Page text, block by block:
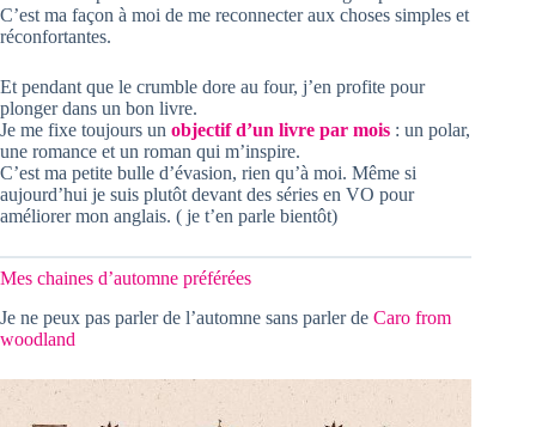
C’est ma façon à moi de me reconnecter aux choses simples et
réconfortantes.
Et pendant que le crumble dore au four, j’en profite pour
plonger dans un bon livre.
Je me fixe toujours un objectif d’un livre par mois : un polar,
une romance et un roman qui m’inspire.
C’est ma petite bulle d’évasion, rien qu’à moi. Même si
aujourd’hui je suis plutôt devant des séries en VO pour
améliorer mon anglais. ( je t’en parle bientôt)
Mes chaines d’automne préférées
Je ne peux pas parler de l’automne sans parler de Caro from
woodland